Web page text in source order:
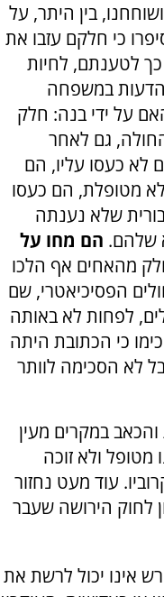
בין היתר, על
כי חלקם עזבו את
לטענתם, לחיות
הדעות במשפחה
על ידי בנה: חלק
גם לאחר
כעסו עליו, הם
מטופלת, הם כעסו
שלא נענתה
שלהם. הם מחו על
מהאחים אף הלכו
הפסיכיאטרי, שם
לפחות לא באותה
כי הכתובת היתה
לא הסכימה לוותר
במקרים מעין
ולא זוכה
עוד מעט נחזור
לחוק הירושה שעבר
אינו יכול לרשת את